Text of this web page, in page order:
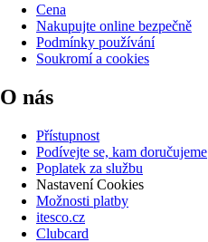
Cena
Nakupujte online bezpečně
Podmínky používání
Soukromí a cookies
O nás
Přístupnost
Podívejte se, kam doručujeme
Poplatek za službu
Nastavení Cookies
Možnosti platby
itesco.cz
Clubcard